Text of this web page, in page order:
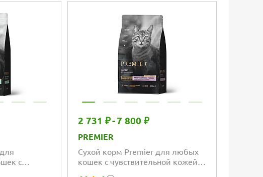
с
2 731 ₽-7 800 ₽
PREMIER
Сухой корм Premier для любых
кошек с чувствительной кожей и